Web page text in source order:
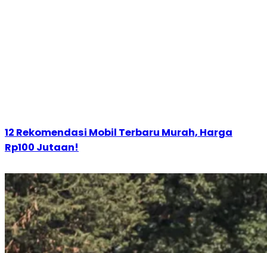
12 Rekomendasi Mobil Terbaru Murah, Harga
Rp100 Jutaan!